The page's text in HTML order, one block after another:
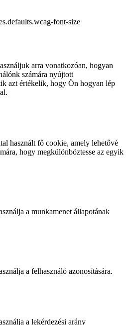
font-size
arra vonatkozóan, hogyan
számára nyújtott
azt értékelik, hogy Ön hogyan lép
használt fő cookie, amely lehetővé
hogy megkülönböztesse az egyik
a munkamenet állapotának
a felhasználó azonosítására.
a lekérdezési arány